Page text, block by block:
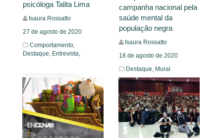
psicóloga Talita Lima
Isaura Rossatto
27 de agosto de 2020
Comportamento,
Destaque, Entrevista,
Leia Mais
campanha nacional pela
saúde mental da
população negra
Isaura Rossatto
18 de agosto de 2020
Destaque, Mural
Leia Mais